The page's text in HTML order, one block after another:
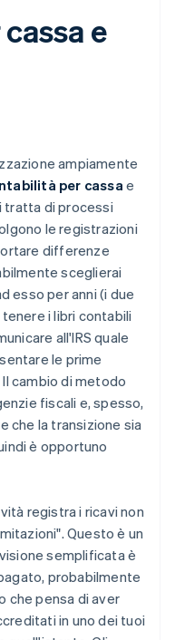
e
ampiamente
per cassae
tratta di processi
le registrazioni
differenze
sceglierai
esso per anni (i due
i libri contabili
all'IRS quale
le prime
cambio di metodo
fiscali e, spesso,
che la transizione sia
è opportuno
registra i ricavi non
Questo è un
semplificata è
probabilmente
che pensa di aver
in uno dei tuoi